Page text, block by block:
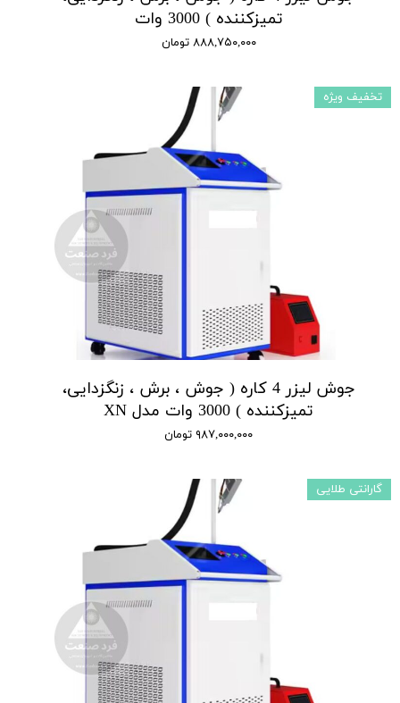
تمیزکننده ) 3000 وات
۸۸۸,۷۵۰,۰۰۰ تومان
جوش لیزر 4 کاره ( جوش ، برش ، زنگزدایی،
تمیزکننده ) 3000 وات مدل XN
۹۸۷,۰۰۰,۰۰۰ تومان
تخفیف ویژه
گارانتی طلایی